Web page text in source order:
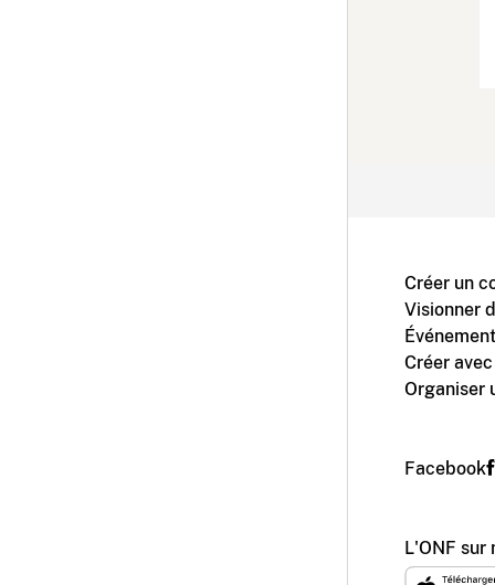
Créer un
Visionner
Créer
Organiser
Facebook
L'ONF sur